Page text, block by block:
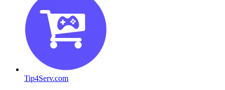
Tip4Serv.com